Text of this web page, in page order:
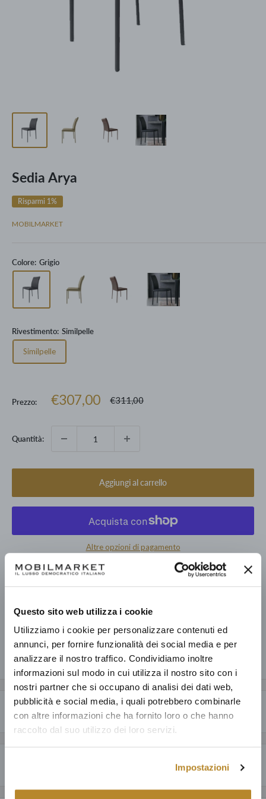
Questo sito web utilizza i cookie
Utilizziamo i cookie per personalizzare contenuti ed
annunci, per fornire funzionalità dei social media e per
analizzare il nostro traffico. Condividiamo inoltre
informazioni sul modo in cui utilizza il nostro sito con i
nostri partner che si occupano di analisi dei dati web,
pubblicità e social media, i quali potrebbero combinarle
con altre informazioni che ha fornito loro o che hanno
raccolto dal suo utilizzo dei loro servizi.
Impostazioni
Sedia Arya
Risparmi 1%
MOBILMARKET
Colore: Grigio
Rivestimento: Similpelle
Similpelle
Prezzo:
Prezzo
€307,00 Prezzo
€311,00
Quantità:
Aggiungi al carrello
Altre opzioni di pagamento
Prelevamento disponibile presso Mobilmarket - Magazzino Figline
Condividi questo prodotto
Descrizione
CARATTERISTICHE GENERALI
Arya è una sedia moderna in similpelle con struttura in acciaio
inclinato la rende versatile per ogni tipo di ambiente.
Perché acquistare da Mobilmarket
Articoli dal design esclusivo ad un prezzo accessibile: anche fino al